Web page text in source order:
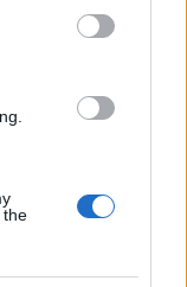
including but
You may click to
party tags to
the
un nemico interno